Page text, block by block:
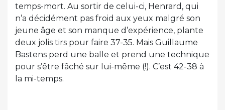
temps-mort. Au sortir de celui-ci, Henrard, qui
n’a décidément pas froid aux yeux malgré son
jeune âge et son manque d’expérience, plante
deux jolis tirs pour faire 37-35. Mais Guillaume
Bastens perd une balle et prend une technique
pour s’être fâché sur lui-même (!). C’est 42-38 à
la mi-temps.